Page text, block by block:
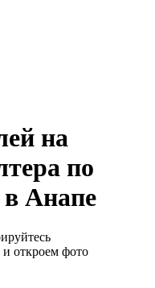
на
по
Анапе
откроем фото